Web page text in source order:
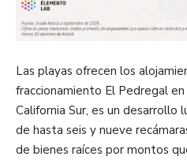
Las playas ofrecen los
fraccionamiento El Pedregal en
California Sur, es un desarrollo
de hasta seis y nueve
de bienes raíces por montos